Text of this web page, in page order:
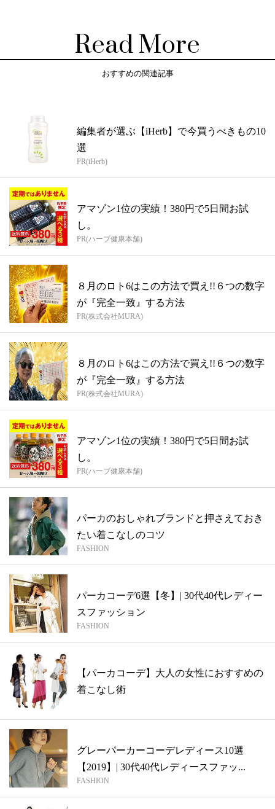
Read More
おすすめの関連記事
編集者が選ぶ【iHerb】で今買うべきもの10
選
PR(iHerb)
アマゾン1位の実績！380円で5日間お試
し。
PR(ハーブ健康本舗)
８月のロト6はこの方法で買え!!６つの数字
が『完全一致』する方法
PR(株式会社MURA)
８月のロト6はこの方法で買え!!６つの数字
が『完全一致』する方法
PR(株式会社MURA)
アマゾン1位の実績！380円で5日間お試
し。
PR(ハーブ健康本舗)
パーカのおしゃれブランドと押さえておき
たい着こなしのコツ
FASHION
パーカコーデ6選【冬】| 30代40代レディー
スファッション
FASHION
【パーカコーデ】大人の女性におすすめの
着こなし術
グレーパーカーコーデレディース10選
【2019】| 30代40代レディースファッ...
FASHION